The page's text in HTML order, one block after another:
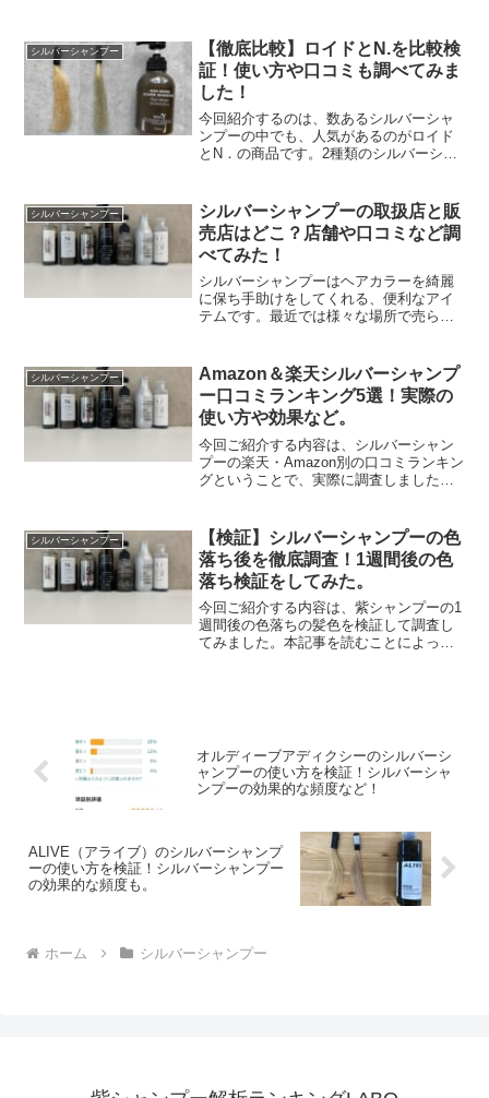
こでは、馴染みの多いドラッグストアで
シルバーシャンプーが購入...
シルバーシャンプー
【徹底比較】ロイドとN.を比較検
証！使い方や口コミも調べてみま
した！
今回紹介するのは、数あるシルバーシャ
ンプーの中でも、人気があるのがロイド
とN．の商品です。2種類のシルバーシャ
のでしょうか？ここでは、ロイドとN．の
シルバーシャンプーを...
シルバーシャンプー
シルバーシャンプーの取扱店と販
売店はどこ？店舗や口コミなど調
べてみた！
シルバーシャンプーはヘアカラーを綺麗
に保ち手助けをしてくれる、便利なアイ
テムです。最近では様々な場所で売られ
か？ここでは、シルバーシャンプーが購
入できるおすすめの場所や口...
シルバーシャンプー
Amazon＆楽天シルバーシャンプ
ー口コミランキング5選！実際の
使い方や効果など。
今回ご紹介する内容は、シルバーシャン
プーの楽天・Amazon別の口コミランキン
グということで、実際に調査しました。
方はぜひ記事本編の方チェックしてみて
ください！下記に関...
シルバーシャンプー
【検証】シルバーシャンプーの色
落ち後を徹底調査！1週間後の色
落ち検証をしてみた。
今回ご紹介する内容は、紫シャンプーの1
週間後の色落ちの髪色を検証して調査し
てみました。本記事を読むことによっ
オルディーブアディクシーのシルバーシ
ャンプーの使い方を検証！シルバーシャ
ンプーの効果的な頻度など！
ALIVE（アライブ）のシルバーシャンプ
ーの使い方を検証！シルバーシャンプー
の効果的な頻度も。
ホーム シルバーシャンプー